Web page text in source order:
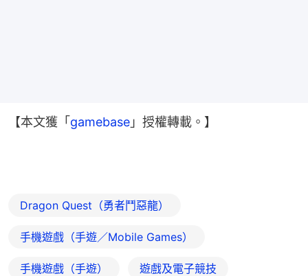
【本文獲「 gamebase 」授權轉載。】
Dragon Quest（勇者鬥惡龍）
手機遊戲（手遊／Mobile Games）
手機遊戲（手遊） 遊戲及電子競技